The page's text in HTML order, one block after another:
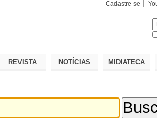
Cadastre-se
REVISTA NOTÍCIAS MIDIATECA